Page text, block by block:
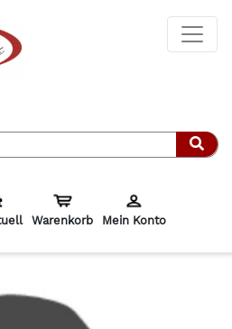
Warenkorb Mein Konto